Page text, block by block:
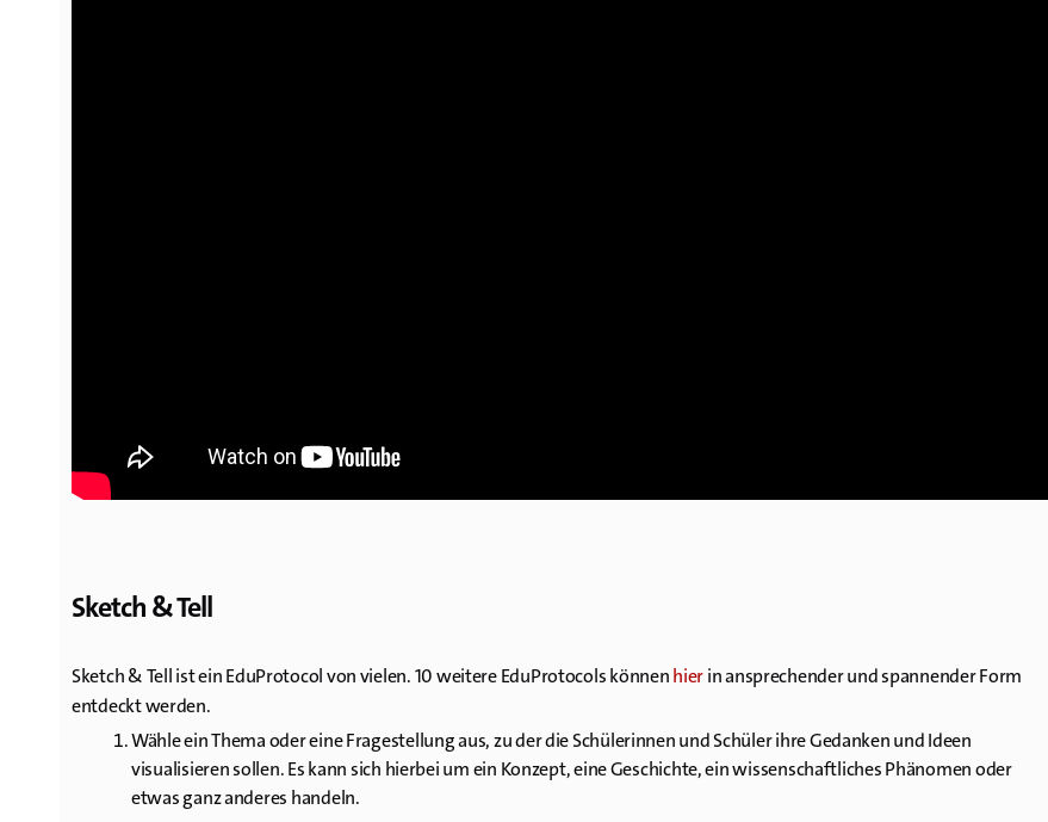
Sketch & Tell
Sketch & Tell ist ein EduProtocol von vielen. 10 weitere EduProtocols könnenhierin ansprechender und spannender Form
entdeckt werden.
Wähle ein Thema oder eine Fragestellung aus, zu der die Schülerinnen und Schüler ihre Gedanken und Ideen
visualisieren sollen. Es kann sich hierbei um ein Konzept, eine Geschichte, ein wissenschaftliches Phänomen oder
etwas ganz anderes handeln.